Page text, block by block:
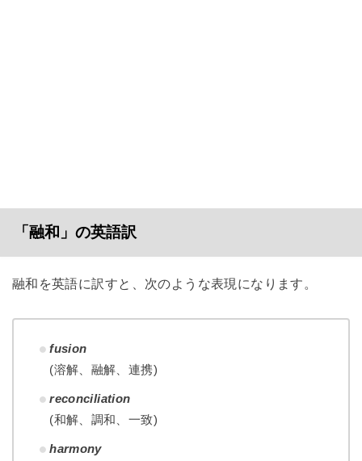
「融和」の英語訳
融和を英語に訳すと、次のような表現になります。
fusion
(溶解、融解、連携)
reconciliation
(和解、調和、一致)
harmony